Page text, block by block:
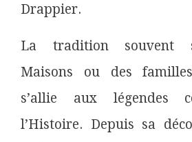
Drappier.
La tradition souvent
Maisons ou des
s’allie aux légendes
l’Histoire. Depuis sa